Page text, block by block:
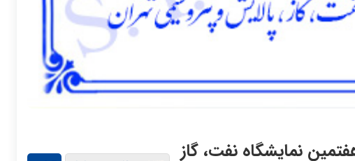
و هفتمین نمایشگاه نفت، گاز